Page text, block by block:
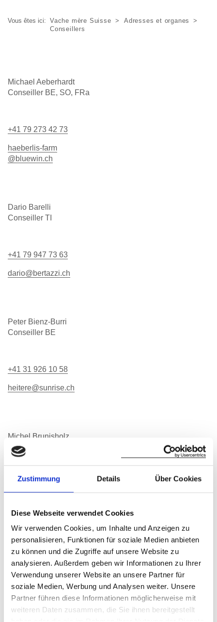
Zustimmung Details Über Cookies
Diese Webseite verwendet Cookies
Wir verwenden Cookies, um Inhalte und Anzeigen zu
personalisieren, Funktionen für soziale Medien anbieten
zu können und die Zugriffe auf unsere Website zu
analysieren. Außerdem geben wir Informationen zu Ihrer
Verwendung unserer Website an unsere Partner für
soziale Medien, Werbung und Analysen weiter. Unsere
Partner führen diese Informationen möglicherweise mit
weiteren Daten zusammen, die Sie ihnen bereitgestellt
Vous êtes ici: Vache mère Suisse
Adresses et organes
Conseillers
Michael Aeberhardt
Conseiller BE, SO, FRa
+41 79 273 42 73
haeberlis-farm
@bluewin.ch
Dario Barelli
Conseiller TI
+41 79 947 73 63
dario@bertazzi.ch
Peter Bienz-Burri
Conseiller BE
+41 31 926 10 58
heitere@sunrise.ch
Michel Brunisholz
Conseiller FRf
+41 79 222 20 17
Francis Conrad
Conseiller NE, BEf
+41 32 751 45 40
+41 79 694 12 61